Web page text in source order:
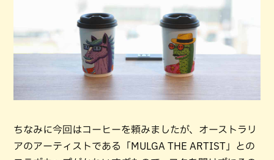
ちなみに今回はコーヒーを頼みましたが、オーストラリ
アのアーティストである「MULGA THE ARTIST」との